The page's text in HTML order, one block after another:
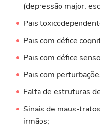
(depressão major,
Pais
Pais com défice
Pais com défice
Pais com
Falta de estruturas
Sinais de maus-
irmãos;